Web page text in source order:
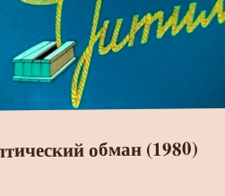
обман (1980)